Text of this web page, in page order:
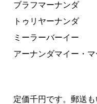
ブラフマーナンダ
トゥリヤーナンダ
ミーラーバーイー
アーナンダマイー・マ
定価千円です。郵送も